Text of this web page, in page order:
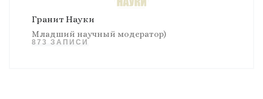
Гранит Науки
Младший научный модератор)
873 ЗАПИСИ